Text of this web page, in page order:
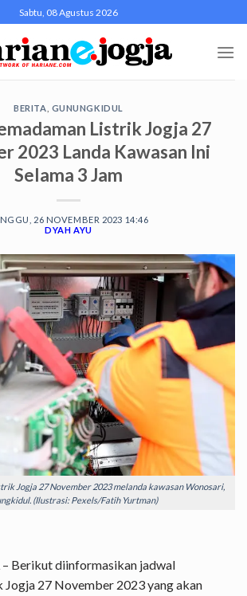
Sabtu, 08 Agustus 2026
BERITA GUNUNGKIDUL
Listrik Jogja 27
2023 Landa Kawasan Ini
Selama 3 Jam
26 NOVEMBER 2023 14:46
DYAH AYU
Jogja 27 November 2023 melanda kawasan Wonosari,
(Ilustrasi: Pexels/Fatih Yurtman)
– Berikut diinformasikan jadwal
Jogja 27 November 2023 yang akan